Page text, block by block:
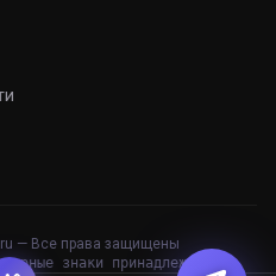
— Все права защищены
знаки принадлежат